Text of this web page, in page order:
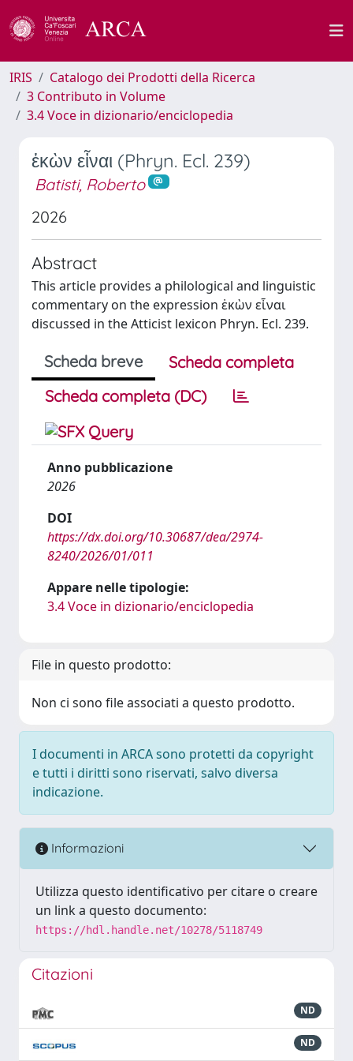
IRIS
Catalogo dei Prodotti della Ricerca
3 Contributo in Volume
3.4 Voce in dizionario/enciclopedia
ἑκὼν εἶναι (Phryn. Ecl. 239)
Batisti, Roberto
2026
Abstract
This article provides a philological and linguistic
commentary on the expression ἑκὼν εἶναι
discussed in the Atticist lexicon Phryn. Ecl. 239.
Scheda breve
Scheda completa
Scheda completa (DC)
Anno pubblicazione
2026
DOI
https://dx.doi.org/10.30687/dea/2974-
8240/2026/01/011
Appare nelle tipologie:
3.4 Voce in dizionario/enciclopedia
File in questo prodotto:
Non ci sono file associati a questo prodotto.
I documenti in ARCA sono protetti da copyright
e tutti i diritti sono riservati, salvo diversa
indicazione.
Informazioni
Utilizza questo identificativo per citare o creare
un link a questo documento:
https://hdl.handle.net/10278/5118749
Citazioni
ND
ND